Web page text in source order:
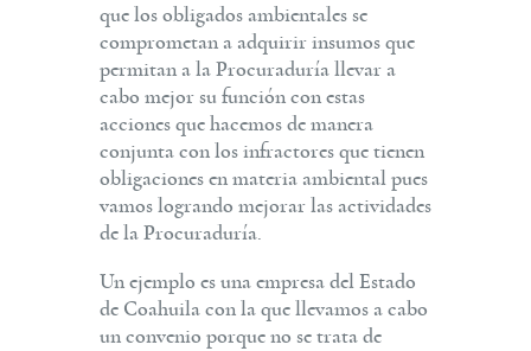
que los obligados ambientales se
comprometan a adquirir insumos que
permitan a la Procuraduría llevar a
cabo mejor su función con estas
acciones que hacemos de manera
conjunta con los infractores que tienen
obligaciones en materia ambiental pues
vamos logrando mejorar las actividades
de la Procuraduría.
Un ejemplo es una empresa del Estado
de Coahuila con la que llevamos a cabo
un convenio porque no se trata de